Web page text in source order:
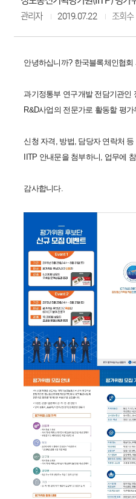
관리자 2019.07.22 조회수
안녕하십니까? 한국블록체인협회
과기정통부 연구개발 전담기관인
R&D사업의 전문가로 활동할 평
신청 자격, 방법, 담당자 연락처
IITP 안내문을 첨부하니, 업무에
감사합니다.